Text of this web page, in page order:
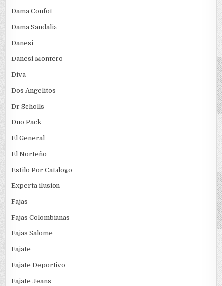
Dama Confot
Dama Sandalia
Danesi
Danesi Montero
Diva
Dos Angelitos
Dr Scholls
Duo Pack
El General
El Norteño
Estilo Por Catalogo
Experta ilusion
Fajas
Fajas Colombianas
Fajas Salome
Fajate
Fajate Deportivo
Fajate Jeans